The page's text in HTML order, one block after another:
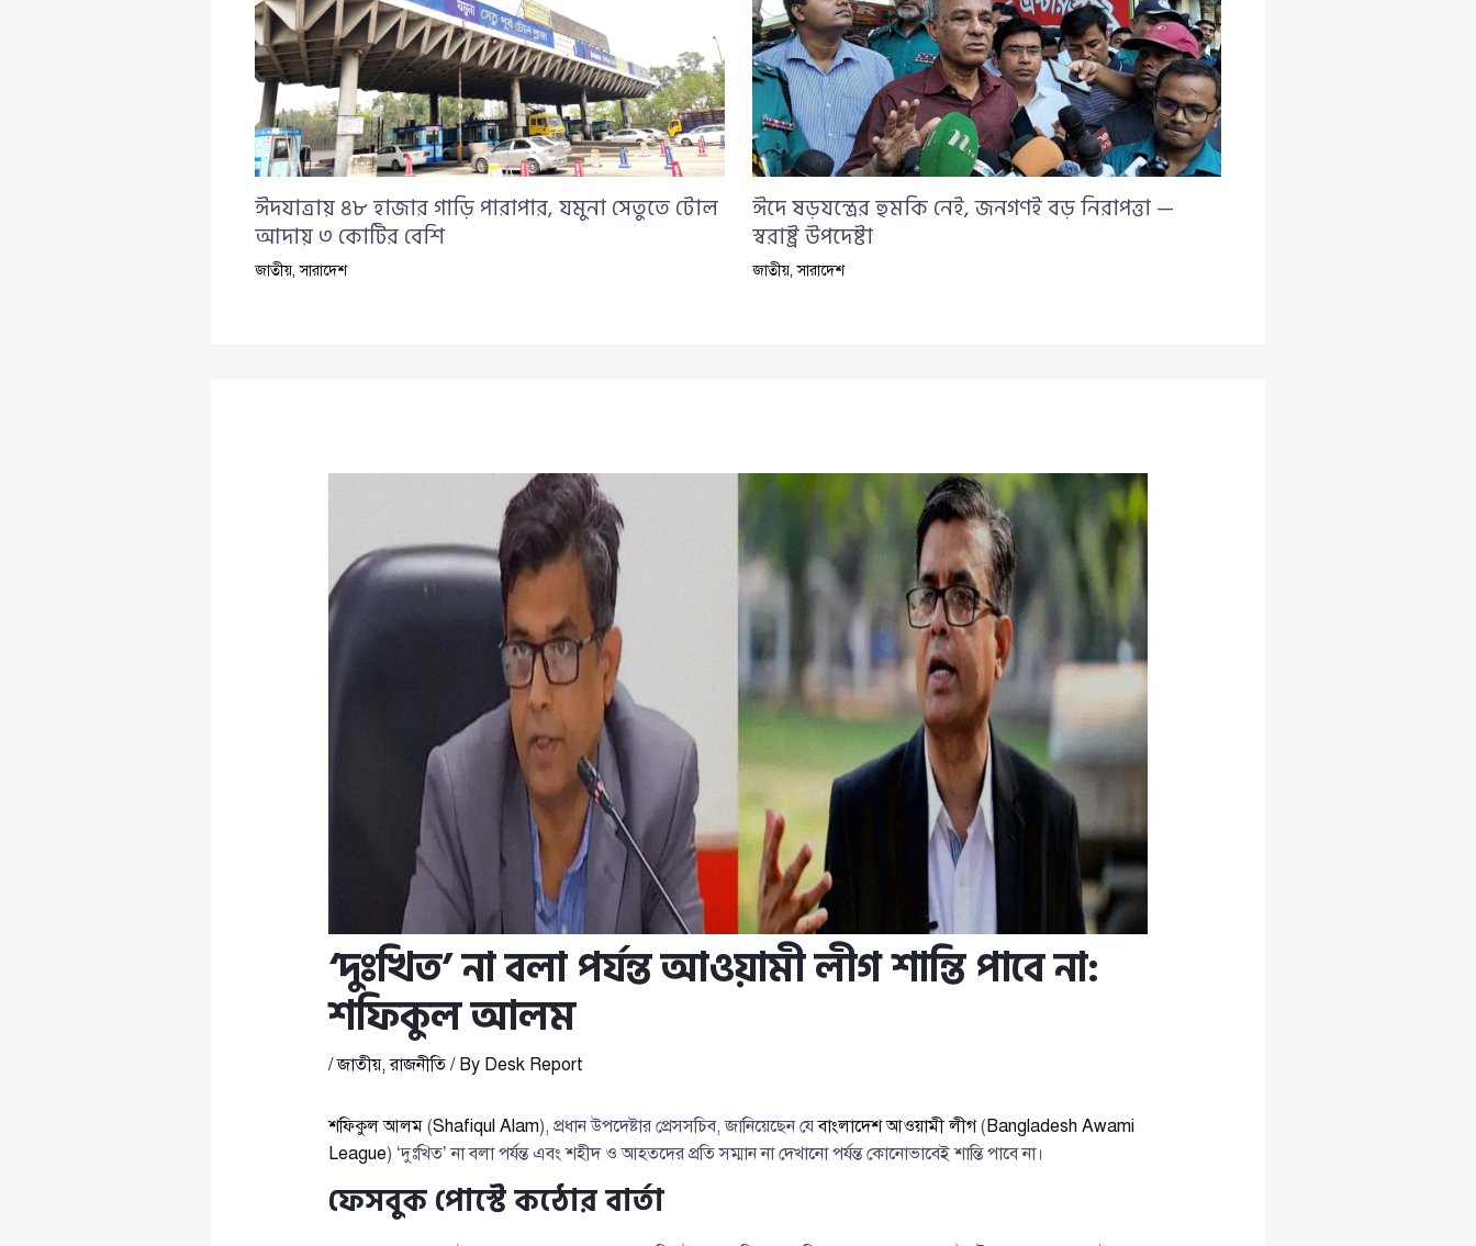
ঈদযাত্রায় ৪৮ হাজার গাড়ি পারাপার, যমুনা সেতুতে টোল
আদায় ৩ কোটির বেশি
জাতীয়,সারাদেশ
ঈদে ষড়যন্ত্রের হুমকি নেই, জনগণই বড় নিরাপত্তা —
স্বরাষ্ট্র উপদেষ্টা
জাতীয়,সারাদেশ
‘দুঃখিত’ না বলা পর্যন্ত আওয়ামী লীগ শান্তি পাবে না:
শফিকুল আলম
/জাতীয়,রাজনীতি/ By Desk Report
শফিকুল আলম(Shafiqul Alam), প্রধান উপদেষ্টার প্রেসসচিব, জানিয়েছেন যেবাংলাদেশ আওয়ামী লীগ(Bangladesh Awami
League) ‘দুঃখিত’ না বলা পর্যন্ত এবং শহীদ ও আহতদের প্রতি সম্মান না দেখানো পর্যন্ত কোনোভাবেই শান্তি পাবে না।
ফেসবুক পোস্টে কঠোর বার্তা